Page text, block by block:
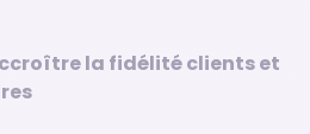
la fidélité clients et